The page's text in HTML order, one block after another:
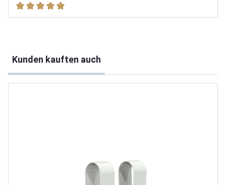
Durchschnittliche Bewertung von 5 von 5 Sternen
Kunden kauften auch